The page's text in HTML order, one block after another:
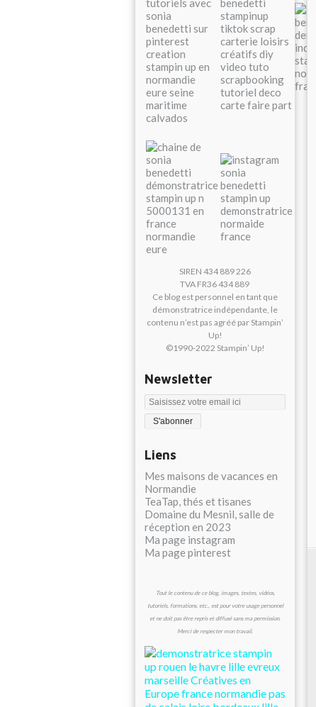
SIREN 434 889 226
TVA FR36 434 889
Ce blog est personnel en tant que
démonstratrice indépendante, le
contenu n’est pas agréé par Stampin’
Up!
©1990-2022 Stampin’ Up!
Newsletter
Liens
Mes maisons de vacances en
Normandie
TeaTap, thés et tisanes
Domaine du Mesnil, salle de
réception en 2023
Ma page instagram
Ma page pinterest
Tout le contenu de ce blog, images, textes, vidéos,
tutoriels, formations, etc., est pour votre usage personnel
et ne doit pas être repris et diffusé sans ma permission.
Merci de respecter mon travail.